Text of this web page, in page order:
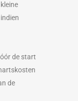
de start
de